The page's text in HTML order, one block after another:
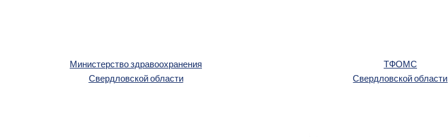
Министерство здравоохранения
Свердловской области
ТФОМС
Свердловской области